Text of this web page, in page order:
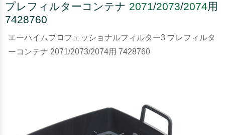
プレフィルターコンテナ 2071/2073/2074用
7428760
エーハイムプロフェッショナルフィルター3 プレフィルタ
ーコンテナ 2071/2073/2074用 7428760